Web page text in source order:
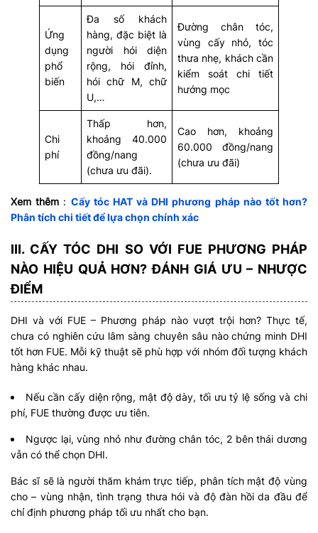
Ứng
dụng
phổ
biến
Đa số khách
hàng, đặc biệt là
người hói diện
rộng, hói đỉnh,
hói chữ M, chữ
U,…
Đường chân tóc,
vùng cấy nhỏ, tóc
thưa nhẹ, khách cần
kiểm soát chi tiết
hướng mọc
Chi
phí
Thấp hơn,
khoảng 40.000
đồng/nang
(chưa ưu đãi).
Cao hơn, khoảng
60.000 đồng/nang
(chưa ưu đãi)
Xem thêm : Cấy tóc HAT và DHI phương pháp nào tốt hơn?
Phân tích chi tiết để lựa chọn chính xác
III. CẤY TÓC DHI SO VỚI FUE PHƯƠNG PHÁP
NÀO HIỆU QUẢ HƠN? ĐÁNH GIÁ ƯU – NHƯỢC
ĐIỂM
DHI và với FUE – Phương pháp nào vượt trội hơn? Thực tế,
chưa có nghiên cứu lâm sàng chuyên sâu nào chứng minh DHI
tốt hơn FUE. Mỗi kỹ thuật sẽ phù hợp với nhóm đối tượng khách
hàng khác nhau.
Nếu cần cấy diện rộng, mật độ dày, tối ưu tỷ lệ sống và chi
phí, FUE thường được ưu tiên.
Ngược lại, vùng nhỏ như đường chân tóc, 2 bên thái dương
vẫn có thể chọn DHI.
Bác sĩ sẽ là người thăm khám trực tiếp, phân tích mật độ vùng
cho – vùng nhận, tình trạng thưa hói và độ đàn hồi da đầu để
chỉ định phương pháp tối ưu nhất cho bạn.